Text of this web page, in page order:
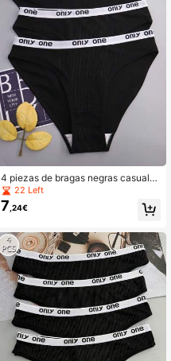
4 piezas de bragas negras casuales
y transpirables para mujer
22 Left
7 ,24€